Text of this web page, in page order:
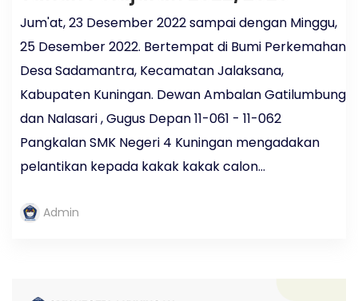
Jum'at, 23 Desember 2022 sampai dengan Minggu,
25 Desember 2022. Bertempat di Bumi Perkemahan
Desa Sadamantra, Kecamatan Jalaksana,
Kabupaten Kuningan. Dewan Ambalan Gatilumbung
dan Nalasari , Gugus Depan 11-061 - 11-062
Pangkalan SMK Negeri 4 Kuningan mengadakan
pelantikan kepada kakak kakak calon...
Admin